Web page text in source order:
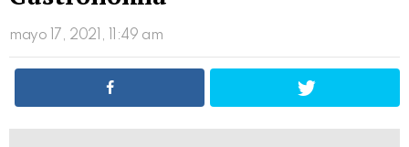
mayo 17, 2021, 11:49 am